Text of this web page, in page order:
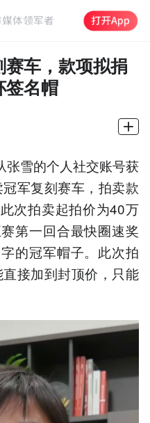
车，款项拟捐
签名帽
张雪的个人社交账号获
军复刻赛车，拍卖款
次拍卖起拍价为40万
第一回合最快圈速奖
的冠军帽子。此次拍
接加到封顶价，只能